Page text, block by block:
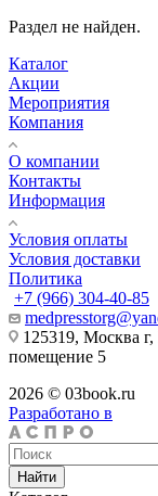
Раздел не найден.
Каталог
Акции
Мероприятия
Компания
О компании
Контакты
Информация
Условия оплаты
Условия доставки
Политика
+7 (966) 304-40-85
125319, Москва
помещение 5
2026 © 03book.ru
Разработано в
Найти